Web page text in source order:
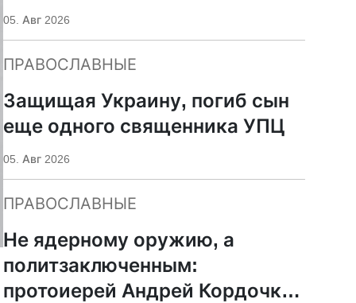
оружие
05. Авг 2026
ПРАВОСЛАВНЫЕ
Защищая Украину, погиб сын
еще одного священника УПЦ
05. Авг 2026
ПРАВОСЛАВНЫЕ
Не ядерному оружию, а
политзаключенным:
протоиерей Андрей Кордочкин